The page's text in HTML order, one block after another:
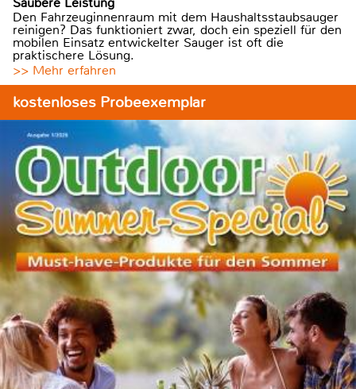
Den Fahrzeuginnenraum mit dem Haushaltsstaubsauger
reinigen? Das funktioniert zwar, doch ein speziell für den
mobilen Einsatz entwickelter Sauger ist oft die
praktischere Lösung.
>> Mehr erfahren
kostenloses Probeexemplar